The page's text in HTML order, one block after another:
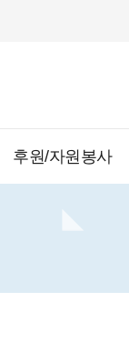
후원/자원봉사